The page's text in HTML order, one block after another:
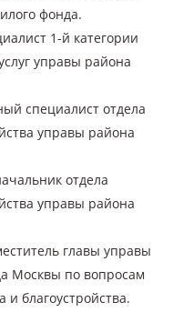
фонда.
1-й категории
управы района
специалист отдела
управы района
отдела
управы района
главы управы
Москвы по вопросам
благоустройства.